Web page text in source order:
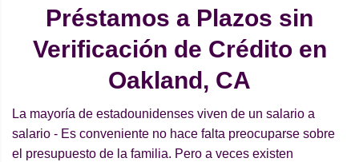
Préstamos a Plazos sin
Verificación de Crédito en
Oakland, CA
La mayoría de estadounidenses viven de un salario a
salario - Es conveniente no hace falta preocuparse sobre
el presupuesto de la familia. Pero a veces existen